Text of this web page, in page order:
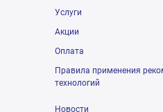
Услуги
Акции
Оплата
Правила применения
технологий
Новости